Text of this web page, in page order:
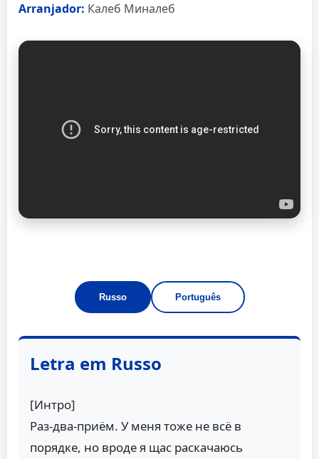
Arranjador: Калеб Миналеб
Russo Português
Letra em Russo
[Интро]
Раз-два-приём. У меня тоже не всё в
порядке, но вроде я щас раскачаюсь